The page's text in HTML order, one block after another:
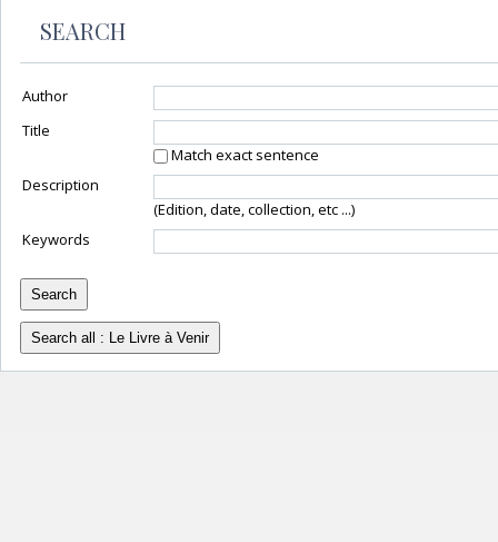
SEARCH
Author
Title
Match exact sentence
Description
(Edition, date, collection, etc ...)
Keywords